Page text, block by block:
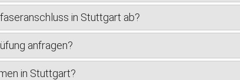
in Stuttgart ab?
anfragen?
in Stuttgart?